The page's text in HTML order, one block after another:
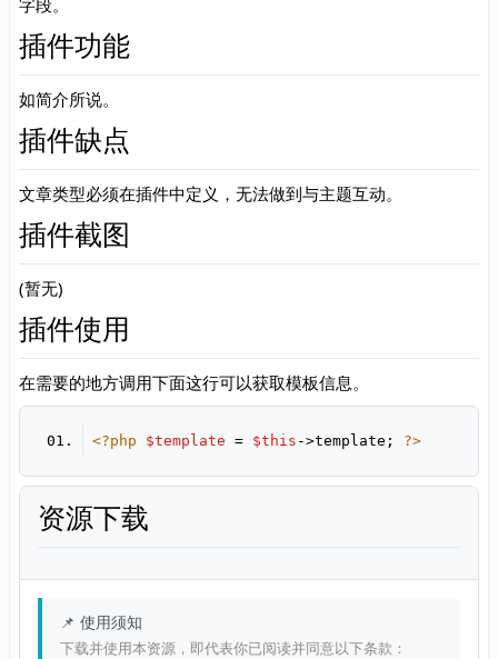
字段。
插件功能
如简介所说。
插件缺点
文章类型必须在插件中定义，无法做到与主题互动。
插件截图
(暂无)
插件使用
在需要的地方调用下面这行可以获取模板信息。
<?php $template = $this ->template; ?>
资源下载
📌 使用须知
下载并使用本资源，即代表你已阅读并同意以下条款：